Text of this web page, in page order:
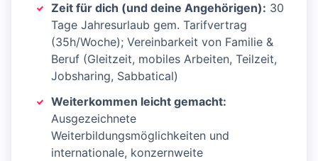
Zeit für dich (und deine Angehörigen): 30
Tage Jahresurlaub gem. Tarifvertrag
(35h/Woche); Vereinbarkeit von Familie &
Beruf (Gleitzeit, mobiles Arbeiten, Teilzeit,
Jobsharing, Sabbatical)
Weiterkommen leicht gemacht:
Ausgezeichnete
Weiterbildungsmöglichkeiten und
internationale, konzernweite